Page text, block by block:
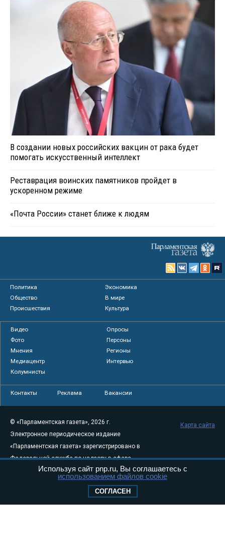
В создании новых российских вакцин от рака будет
помогать искусственный интеллект
Реставрация воинских памятников пройдет в
ускоренном режиме
«Почта России» станет ближе к людям
Политика
Экономика
Общество
В мире
Происшествия
Культура
Видео
Опросы
Фото
Персоны
Мнения
Регионы
Медиацентр
Интервью
Колумнисты
Контакты Реклама Вакансии
© «Парламентская газета», 2026 г.
Электронное периодическое издание
«Парламентская газета» зарегистрировано в
Федеральной службе по надзору в сфере
связи, информационных технологий и
массовых коммуникаций (Роскомнадзор) 05
Свидетельство о регистрации Эл № ФС77-
Карта сайта
Используя сайт pnp.ru, Вы соглашаетесь с
использованием файлов cookie
СОГЛАСЕН